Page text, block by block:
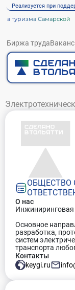
Реализуется при
туризма Самарской
Биржа труда
ОБЩЕСТВО
О нас
Инжиниринговая
Основное
разработка,
систем
транспорта
Контакты
keygi.ru